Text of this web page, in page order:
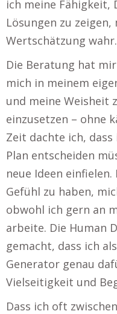
ich meine Fähigkeit,
Lösungen zu
Wertschätzung wahr.
Die Beratung hat
mich in meinem
und meine Weisheit
einzusetzen – ohne
Zeit dachte ich,
Plan entscheiden
neue Ideen
Gefühl zu haben,
obwohl ich gern an
arbeite. Die Human
gemacht, dass ich
Generator genau
Vielseitigkeit und
Dass ich oft